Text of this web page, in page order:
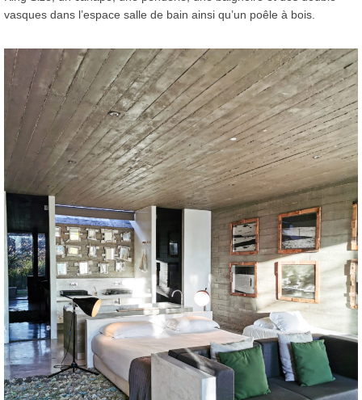
vasques dans l’espace salle de bain ainsi qu’un poêle à bois.